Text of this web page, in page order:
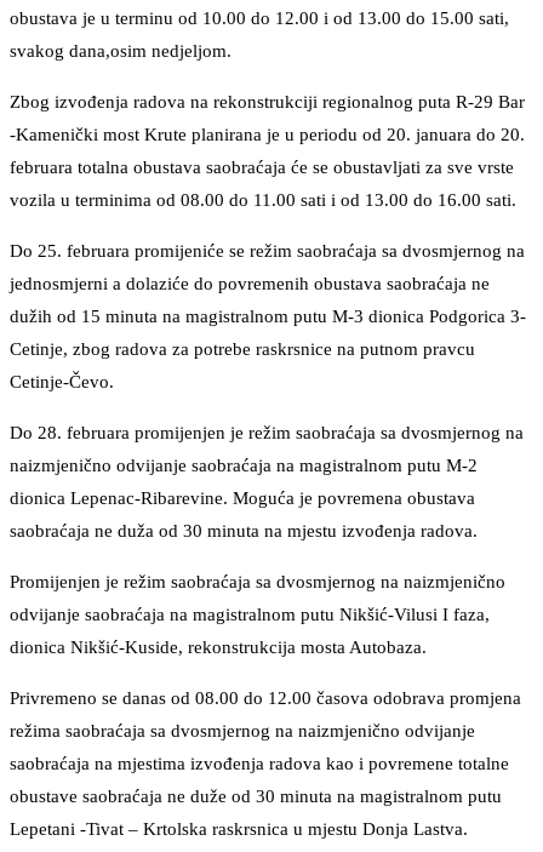
obustava je u terminu od 10.00 do 12.00 i od 13.00 do 15.00 sati,
svakog dana,osim nedjeljom.
Zbog izvođenja radova na rekonstrukciji regionalnog puta R-29 Bar
-Kamenički most Krute planirana je u periodu od 20. januara do 20.
februara totalna obustava saobraćaja će se obustavljati za sve vrste
vozila u terminima od 08.00 do 11.00 sati i od 13.00 do 16.00 sati.
Do 25. februara promijeniće se režim saobraćaja sa dvosmjernog na
jednosmjerni a dolaziće do povremenih obustava saobraćaja ne
dužih od 15 minuta na magistralnom putu M-3 dionica Podgorica 3-
Cetinje, zbog radova za potrebe raskrsnice na putnom pravcu
Cetinje-Čevo.
Do 28. februara promijenjen je režim saobraćaja sa dvosmjernog na
naizmjenično odvijanje saobraćaja na magistralnom putu M-2
dionica Lepenac-Ribarevine. Moguća je povremena obustava
saobraćaja ne duža od 30 minuta na mjestu izvođenja radova.
Promijenjen je režim saobraćaja sa dvosmjernog na naizmjenično
odvijanje saobraćaja na magistralnom putu Nikšić-Vilusi I faza,
dionica Nikšić-Kuside, rekonstrukcija mosta Autobaza.
Privremeno se danas od 08.00 do 12.00 časova odobrava promjena
režima saobraćaja sa dvosmjernog na naizmjenično odvijanje
saobraćaja na mjestima izvođenja radova kao i povremene totalne
obustave saobraćaja ne duže od 30 minuta na magistralnom putu
Lepetani -Tivat – Krtolska raskrsnica u mjestu Donja Lastva.